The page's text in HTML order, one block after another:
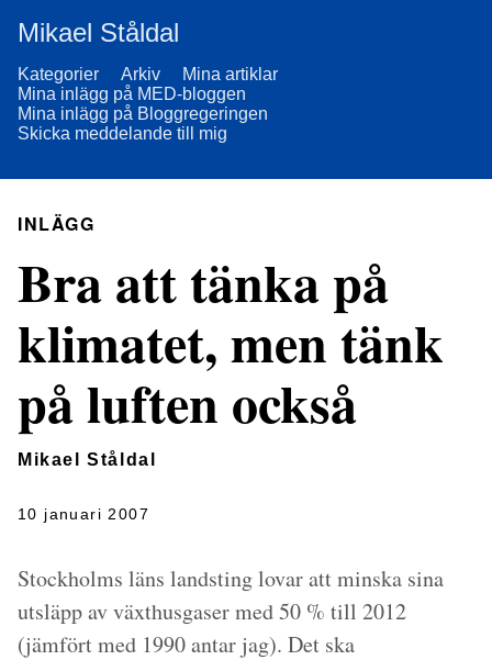
Mikael Ståldal
Kategorier Arkiv
Mina artiklar
Mina inlägg på MED-bloggen
Mina inlägg på Bloggregeringen
Skicka meddelande till mig
INLÄGG
Bra att tänka på
klimatet, men tänk
på luften också
Mikael Ståldal
10 januari 2007
Stockholms läns landsting lovar att minska sina
utsläpp av växthusgaser med 50 % till 2012
(jämfört med 1990 antar jag). Det ska